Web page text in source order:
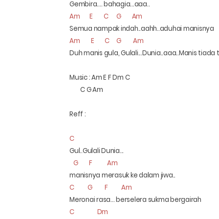
Gembira.... bahagia...aaa..
Am
E C G
Am
Semua nampak indah..aahh..aduhai manisnya
Am
E C G
Am
Duh manis gula, Gulali...Dunia..aaa..Manis tiada
Music : Am E F Dm C
C G Am
Reff :
C
Gul..Gulali Dunia...
G
F
Am
manisnya merasuk ke dalam jiwa..
C
G F
Am
Meronai rasa... berselera sukma bergairah
C
Dm